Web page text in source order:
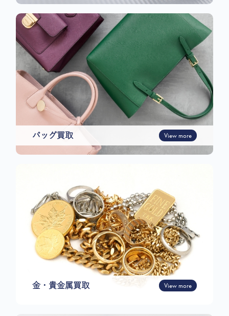
バッグ買取 View more
金・貴金属買取 View more